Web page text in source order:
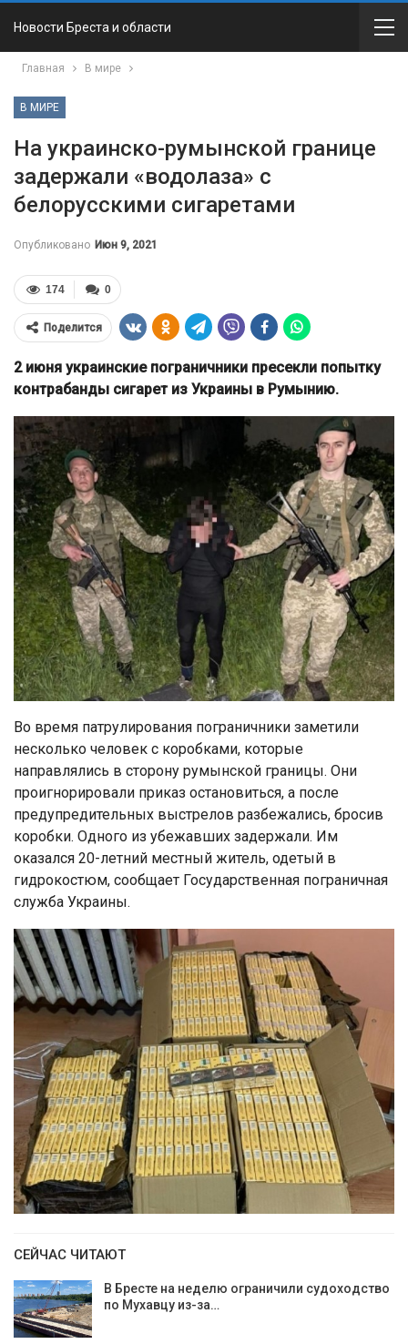
Новости Бреста и области
Главная В мире
В МИРЕ
На украинско-румынской границе
задержали «водолаза» с
белорусскими сигаретами
Опубликовано Июн 9, 2021
0
174
Поделится
2 июня украинские пограничники пресекли попытку
контрабанды сигарет из Украины в Румынию.
Во время патрулирования пограничники заметили
несколько человек с коробками, которые
направлялись в сторону румынской границы. Они
проигнорировали приказ остановиться, а после
предупредительных выстрелов разбежались, бросив
коробки. Одного из убежавших задержали. Им
оказался 20-летний местный житель, одетый в
гидрокостюм, сообщает Государственная пограничная
служба Украины.
СЕЙЧАС ЧИТАЮТ
В Бресте на неделю ограничили судоходство
по Мухавцу из-за…